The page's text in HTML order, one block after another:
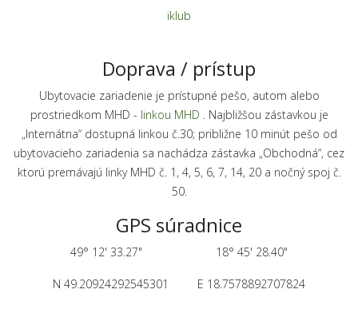
iklub
Doprava / prístup
Ubytovacie zariadenie je prístupné pešo, autom alebo
prostriedkom MHD - linkou MHD
. Najbližšou zástavkou je
„Internátna“ dostupná linkou č.30; približne 10 minút pešo od
ubytovacieho zariadenia sa nachádza zástavka „Obchodná“, cez
ktorú premávajú linky MHD č. 1, 4, 5, 6, 7, 14, 20 a nočný spoj č.
50.
GPS súradnice
49° 12' 33.27" 18° 45' 28.40"
N 49.20924292545301 E 18.7578892707824